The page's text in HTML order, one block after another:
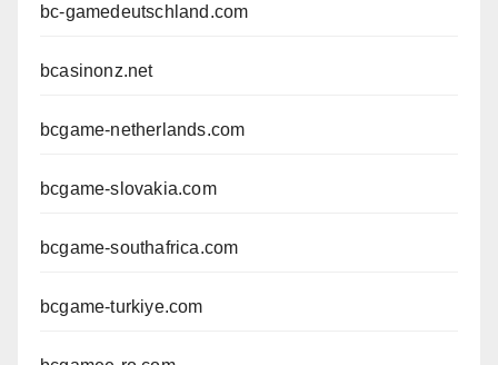
bc-gamedeutschland.com
bcasinonz.net
bcgame-netherlands.com
bcgame-slovakia.com
bcgame-southafrica.com
bcgame-turkiye.com